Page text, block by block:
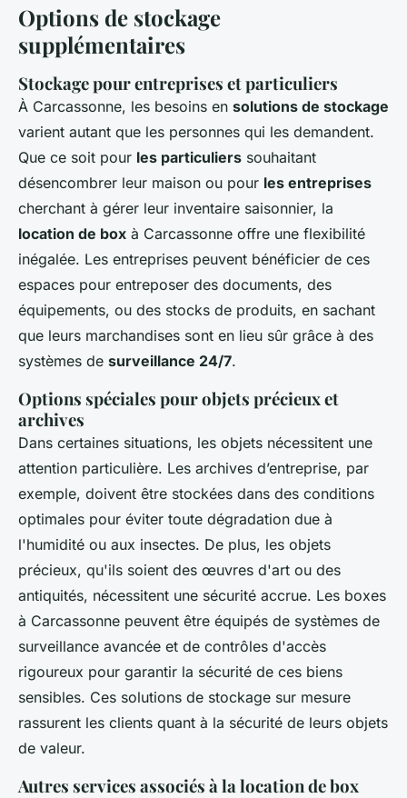
Options de stockage
supplémentaires
Stockage pour entreprises et particuliers
À Carcassonne, les besoins en solutions de stockage
varient autant que les personnes qui les demandent.
Que ce soit pour les particuliers souhaitant
désencombrer leur maison ou pour les entreprises
cherchant à gérer leur inventaire saisonnier, la
location de box à Carcassonne offre une flexibilité
inégalée. Les entreprises peuvent bénéficier de ces
espaces pour entreposer des documents, des
équipements, ou des stocks de produits, en sachant
que leurs marchandises sont en lieu sûr grâce à des
systèmes de surveillance 24/7.
Options spéciales pour objets précieux et
archives
Dans certaines situations, les objets nécessitent une
attention particulière. Les archives d’entreprise, par
exemple, doivent être stockées dans des conditions
optimales pour éviter toute dégradation due à
l'humidité ou aux insectes. De plus, les objets
précieux, qu'ils soient des œuvres d'art ou des
antiquités, nécessitent une sécurité accrue. Les boxes
à Carcassonne peuvent être équipés de systèmes de
surveillance avancée et de contrôles d'accès
rigoureux pour garantir la sécurité de ces biens
sensibles. Ces solutions de stockage sur mesure
rassurent les clients quant à la sécurité de leurs objets
de valeur.
Autres services associés à la location de box